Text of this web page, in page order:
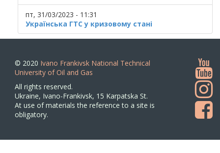
пт, 31/03/2023 - 11:31
Українська ГТС у кризовому стані
© 2020 Ivano Frankivsk National Technical
University of Oil and Gas
All rights reserved.
Ukraine, Ivano-Frankivsk, 15 Karpatska St.
At use of materials the reference to a site is
obligatory.